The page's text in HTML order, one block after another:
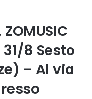
ZOMUSIC
31/8 Sesto
– Al via